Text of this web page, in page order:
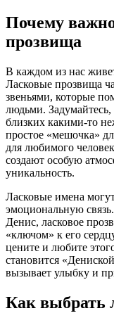
Почему
прозвища
В каждом из нас
Ласковые прозвища
звеньями, которые
людьми. Задумайтесь,
близких какими-то
простое «мешочка»
для любимого
создают особую
уникальность.
Ласковые имена
эмоциональную
Денис, ласковое
«ключом» к его
цените и любите
становится
вызывает улыбку и
Как выбрать